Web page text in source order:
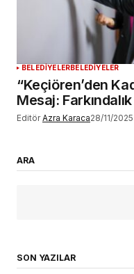
BELEDİYELERBELEDİYELER
“Keçiören’den
Mesaj:
Editör Azra Karaca28/11/2025
ARA
SON YAZILAR